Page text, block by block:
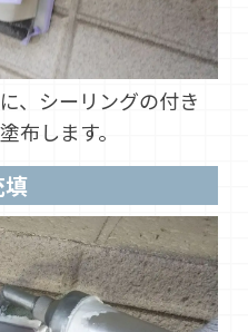
、シーリングの付き
布します。